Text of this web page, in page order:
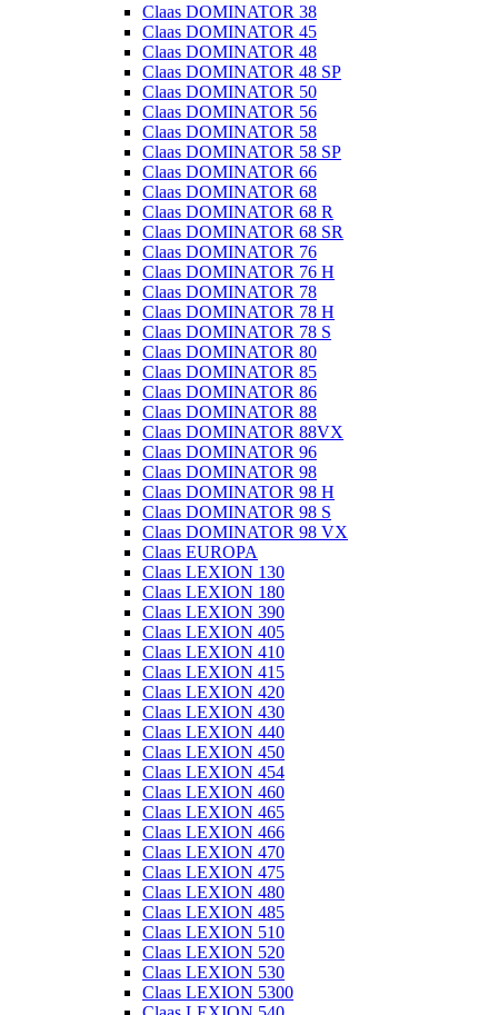
Claas DOMINATOR 38
Claas DOMINATOR 45
Claas DOMINATOR 48
Claas DOMINATOR 48 SP
Claas DOMINATOR 50
Claas DOMINATOR 56
Claas DOMINATOR 58
Claas DOMINATOR 58 SP
Claas DOMINATOR 66
Claas DOMINATOR 68
Claas DOMINATOR 68 R
Claas DOMINATOR 68 SR
Claas DOMINATOR 76
Claas DOMINATOR 76 H
Claas DOMINATOR 78
Claas DOMINATOR 78 H
Claas DOMINATOR 78 S
Claas DOMINATOR 80
Claas DOMINATOR 85
Claas DOMINATOR 86
Claas DOMINATOR 88
Claas DOMINATOR 88VX
Claas DOMINATOR 96
Claas DOMINATOR 98
Claas DOMINATOR 98 H
Claas DOMINATOR 98 S
Claas DOMINATOR 98 VX
Claas EUROPA
Claas LEXION 130
Claas LEXION 180
Claas LEXION 390
Claas LEXION 405
Claas LEXION 410
Claas LEXION 415
Claas LEXION 420
Claas LEXION 430
Claas LEXION 440
Claas LEXION 450
Claas LEXION 454
Claas LEXION 460
Claas LEXION 465
Claas LEXION 466
Claas LEXION 470
Claas LEXION 475
Claas LEXION 480
Claas LEXION 485
Claas LEXION 510
Claas LEXION 520
Claas LEXION 530
Claas LEXION 5300